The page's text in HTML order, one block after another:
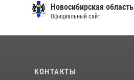
Новосибирская область
Официальный сайт
КОНТАКТЫ